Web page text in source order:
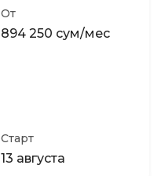
От
894 250 сум/мес
Старт
13 августа